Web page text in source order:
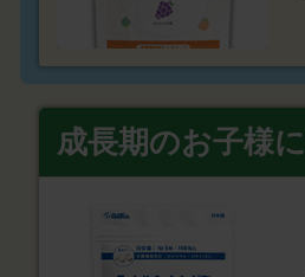
成長期のお子様